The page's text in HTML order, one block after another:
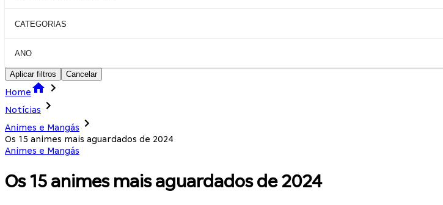
CATEGORIAS
ANO
Aplicar filtros Cancelar
Home
Notícias
Animes e Mangás
Os 15 animes mais aguardados de 2024
Animes e Mangás
Os 15 animes mais aguardados de 2024